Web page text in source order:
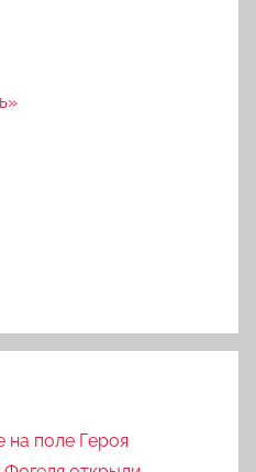
на поле Героя